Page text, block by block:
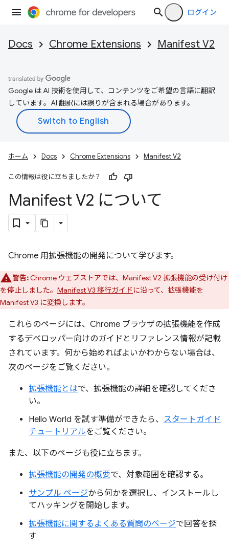
ログイン
Docs Chrome Extensions Manifest V2
Google は AI 技術を使用して、コンテンツをご希望の言語に翻訳
しています。AI 翻訳には誤りが含まれる場合があります。
ホーム Docs Chrome Extensions Manifest V2
この情報は役に立ちましたか？
Manifest V2 について
Chrome 用拡張機能の開発について学びます。
警告:Chrome ウェブストアでは、Manifest V2 拡張機能の受け付け
を停止しました。 Manifest V3 移行ガイドに沿って、拡張機能を
Manifest V3 に変換します。
これらのページには、Chrome ブラウザの拡張機能を作成
するデベロッパー向けのガイドとリファレンス情報が記載
されています。何から始めればよいかわからない場合は、
次のページをご覧ください。
拡張機能とはで、拡張機能の詳細を確認してくださ
い。
Hello World を試す準備ができたら、 スタートガイド
チュートリアルをご覧ください。
また、以下のページも役に立ちます。
拡張機能の開発の概要で、対象範囲を確認する。
サンプル ページから何かを選択し、インストールし
てハッキングを開始します。
拡張機能に関するよくある質問のページで回答を探
す